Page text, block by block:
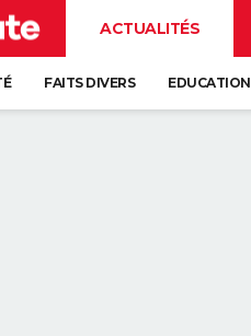
ACTUALITÉS
FAITS DIVERS EDUCATION